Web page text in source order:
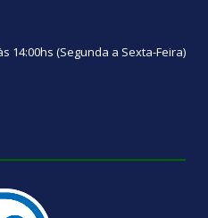
14:00hs (Segunda a Sexta-Feira)